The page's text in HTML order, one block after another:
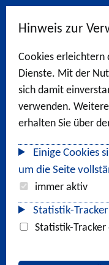
Hinweis zur
Cookies erleichtern
Dienste. Mit der
sich damit
verwenden.
erhalten Sie über
Einige Cookies
um die Seite
immer aktiv
Statistik-Tracker
Statistik-